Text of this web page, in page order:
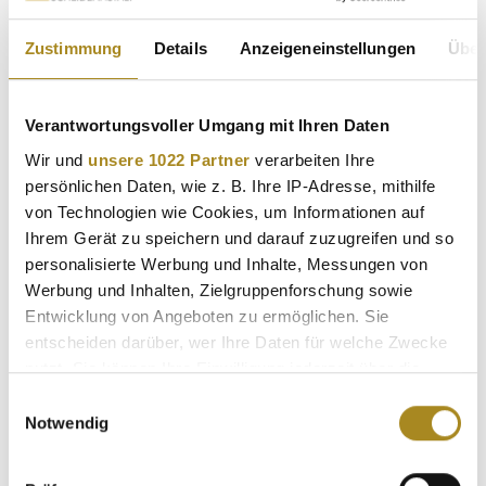
Zustimmung Details Anzeigeneinstellungen
Verantwortungsvoller Umgang mit Ihren Daten
Wir und unsere 1022 Partner verarbeiten Ihre
persönlichen Daten, wie z. B. Ihre IP-Adresse, mithilfe
von Technologien wie Cookies, um Informationen auf
Ihrem Gerät zu speichern und darauf zuzugreifen und so
personalisierte Werbung und Inhalte, Messungen von
Werbung und Inhalten, Zielgruppenforschung sowie
Entwicklung von Angeboten zu ermöglichen. Sie
entscheiden darüber, wer Ihre Daten für welche Zwecke
nutzt. Sie können Ihre Einwilligung jederzeit über die
Trigger Symbol ändern oder widerrufen
Notwendig
Wenn Sie keinen Trend verpassen möchten, abonnieren Sie
außerdem unserenNewsletter. Damit erhalten Sie
informiert, egal ob es um Gold, Silber, Platin oder Palladium
Jetzt Newsletter abonnieren
und keine Neuigkeiten aus dem
Edelmetallmarkt mehr verpassen!